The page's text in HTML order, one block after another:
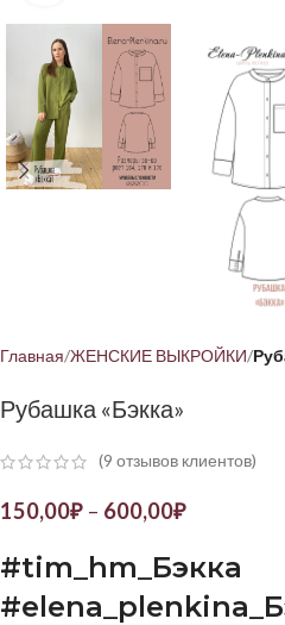
Главная ЖЕНСКИЕ ВЫКРОЙКИ
Рубашка «Бэкка»
(9 отзывов клиентов)
150,00₽ – 600,00₽
#tim hm _Бэкка
#elena plenkina